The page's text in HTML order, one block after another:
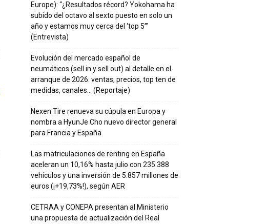
Europe): “¿Resultados récord? Yokohama ha
subido del octavo al sexto puesto en solo un
año y estamos muy cerca del ‘top 5’”
(Entrevista)
Evolución del mercado español de
neumáticos (sell in y sell out) al detalle en el
arranque de 2026: ventas, precios, top ten de
medidas, canales… (Reportaje)
Nexen Tire renueva su cúpula en Europa y
nombra a HyunJe Cho nuevo director general
para Francia y España
Las matriculaciones de renting en España
aceleran un 10,16% hasta julio con 235.388
vehículos y una inversión de 5.857 millones de
euros (¡+19,73%!), según AER
CETRAA y CONEPA presentan al Ministerio
una propuesta de actualización del Real